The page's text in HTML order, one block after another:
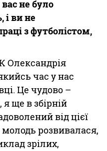
не було
і ви не
з футболістом,
Олександрія
час у нас
Це чудово –
ще в збірній
від цієї
розвивалася,
зрілих,